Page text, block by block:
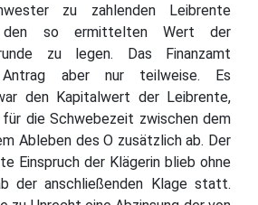
zu zahlenden Leibrente
den so ermittelten Wert der
zu legen. Das Finanzamt
aber nur teilweise. Es
den Kapitalwert der Leibrente,
die Schwebezeit zwischen dem
Ableben des O zusätzlich ab. Der
Einspruch der Klägerin blieb ohne
der anschließenden Klage statt.